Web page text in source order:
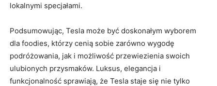
lokalnymi specjałami.
Podsumowując, Tesla może⁤ być doskonałym wyborem
dla ⁣foodies, którzy cenią sobie zarówno wygodę
podróżowania,​ jak i możliwość przewiezienia swoich
ulubionych ‌przysmaków. Luksus,‌ elegancja ⁤i
funkcjonalność⁢ sprawiają, że Tesla staje ⁣się nie tylko